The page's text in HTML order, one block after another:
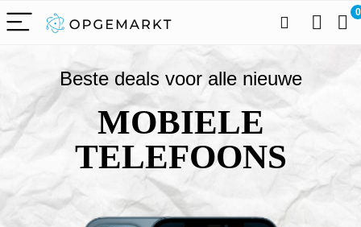
0
Beste deals voor alle nieuwe
MOBIELE
TELEFOONS